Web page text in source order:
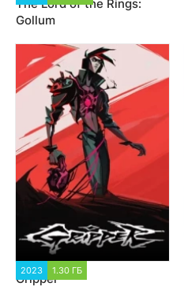
The Lord of the Rings:
Gollum
2023 1.30 ГБ
Gripper